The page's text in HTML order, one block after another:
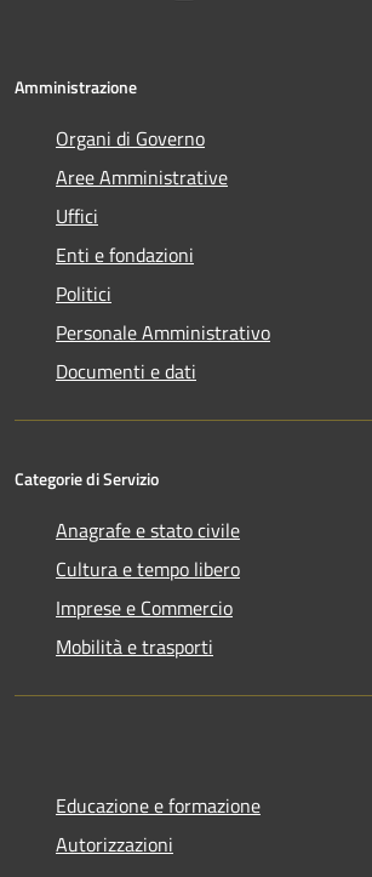
Amministrazione
Organi di Governo
Aree Amministrative
Uffici
Enti e fondazioni
Politici
Personale Amministrativo
Documenti e dati
Categorie di Servizio
Anagrafe e stato civile
Cultura e tempo libero
Imprese e Commercio
Mobilità e trasporti
Educazione e formazione
Autorizzazioni